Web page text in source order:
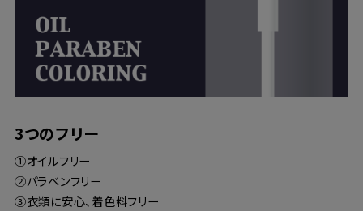
3つのフリー
①オイルフリー
②パラベンフリー
③衣類に安心、着色料フリー